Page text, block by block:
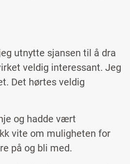
utnytte sjansen til å dra
veldig interessant. Jeg
Det hørtes veldig
og hadde vært
vite om muligheten for
på og bli med.